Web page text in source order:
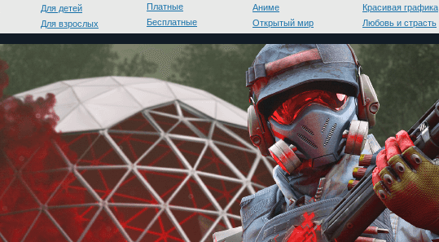
Для детей
Для взрослых
Платные
Бесплатные
Аниме
Открытый мир
Красивая графика
Любовь и страсть